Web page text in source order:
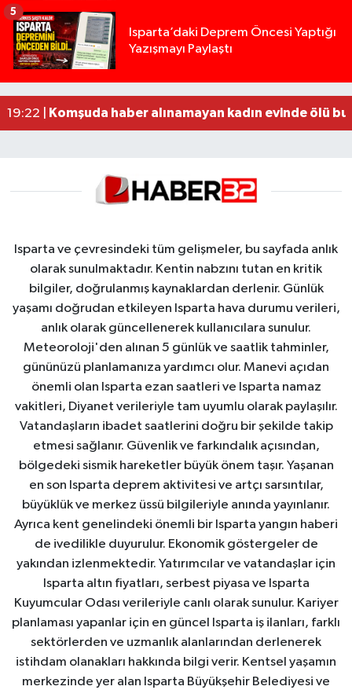
Isparta’daki Deprem Öncesi Yaptığı
Yazışmayı Paylaştı
5
12:48 |Tur teknesi çalışanlarının birbirine girdiği kavga
02:26 |MOTOSİKLETLE ÇARPIŞAN OTOMOBİL GÜL
19:22 |
Komşuda haber alınamayan kadın evinde ölü
13:00 |Yığılca'da kardeşler arasındaki silahlı kavgada
Isparta ve çevresindeki tüm gelişmeler, bu sayfada anlık
olarak sunulmaktadır. Kentin nabzını tutan en kritik
bilgiler, doğrulanmış kaynaklardan derlenir. Günlük
yaşamı doğrudan etkileyen Isparta hava durumu verileri,
anlık olarak güncellenerek kullanıcılara sunulur.
Meteoroloji'den alınan 5 günlük ve saatlik tahminler,
gününüzü planlamanıza yardımcı olur. Manevi açıdan
önemli olan Isparta ezan saatleri ve Isparta namaz
vakitleri, Diyanet verileriyle tam uyumlu olarak paylaşılır.
Vatandaşların ibadet saatlerini doğru bir şekilde takip
etmesi sağlanır. Güvenlik ve farkındalık açısından,
bölgedeki sismik hareketler büyük önem taşır. Yaşanan
en son Isparta deprem aktivitesi ve artçı sarsıntılar,
büyüklük ve merkez üssü bilgileriyle anında yayınlanır.
Ayrıca kent genelindeki önemli bir Isparta yangın haberi
de ivedilikle duyurulur. Ekonomik göstergeler de
yakından izlenmektedir. Yatırımcılar ve vatandaşlar için
Isparta altın fiyatları, serbest piyasa ve Isparta
Kuyumcular Odası verileriyle canlı olarak sunulur. Kariyer
planlaması yapanlar için en güncel Isparta iş ilanları, farklı
sektörlerden ve uzmanlık alanlarından derlenerek
istihdam olanakları hakkında bilgi verir. Kentsel yaşamın
merkezinde yer alan Isparta Büyükşehir Belediyesi ve